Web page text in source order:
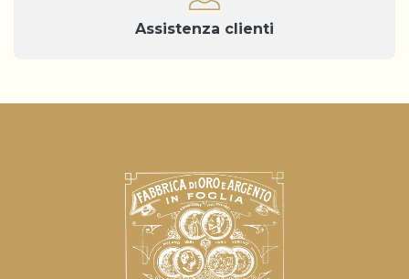
Assistenza clienti